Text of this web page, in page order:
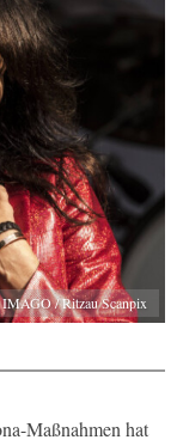
IMAGO / Ritzau Scanpix
Maßnahmen hat